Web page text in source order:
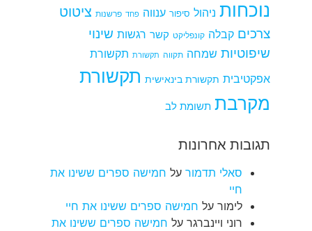
נוכחות ניהול סיפור ענווה פחד פרשנות ציטוט
צרכים קבלה קונפליקט קשר רגשות שינוי
שיפוטיות שמחה תקווה תקשורת תקשורת
אפקטיבית תקשורת בינאישית תקשורת
מקרבת תשומת לב
תגובות אחרונות
סאלי תדמור על חמישה ספרים ששינו את
חיי
לימור על חמישה ספרים ששינו את חיי
רוני ויינברגר על חמישה ספרים ששינו את